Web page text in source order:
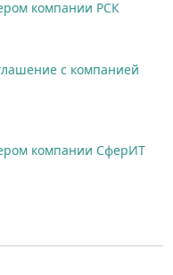
компании РСК
с компанией
компании СферИТ